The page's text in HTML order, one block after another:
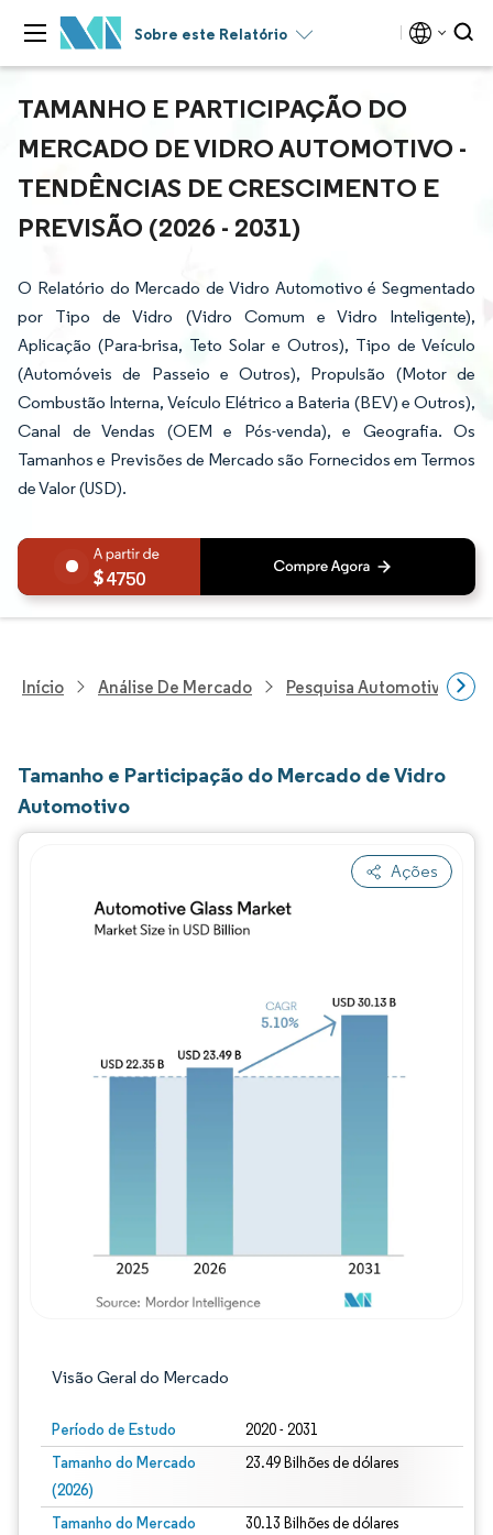
Sobre este Relatório
TAMANHO E PARTICIPAÇÃO DO
MERCADO DE VIDRO AUTOMOTIVO -
TENDÊNCIAS DE CRESCIMENTO E
PREVISÃO (2026 - 2031)
O Relatório do Mercado de Vidro Automotivo é Segmentado
por Tipo de Vidro (Vidro Comum e Vidro Inteligente),
Aplicação (Para-brisa, Teto Solar e Outros), Tipo de Veículo
(Automóveis de Passeio e Outros), Propulsão (Motor de
Combustão Interna, Veículo Elétrico a Bateria (BEV) e Outros),
Canal de Vendas (OEM e Pós-venda), e Geografia. Os
Tamanhos e Previsões de Mercado são Fornecidos em Termos
de Valor (USD).
4750
Início Análise De Mercado Pesquisa Automotiva
Tamanho e Participação do Mercado de Vidro
Automotivo
Ações
Visão Geral do Mercado
Período de Estudo 2020 - 2031
Tamanho do Mercado
(2026)
23.49 Bilhões de dólares
Tamanho do Mercado
30.13 Bilhões de dólares